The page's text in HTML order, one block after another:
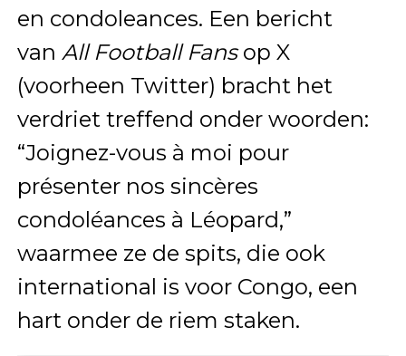
en condoleances. Een bericht
van All Football Fansop X
(voorheen Twitter) bracht het
verdriet treffend onder woorden:
“Joignez-vous à moi pour
présenter nos sincères
condoléances à Léopard,”
waarmee ze de spits, die ook
international is voor Congo, een
hart onder de riem staken.